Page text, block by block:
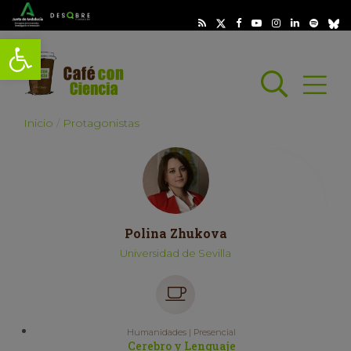
Abrir barra de herramientas
Abrir
Inicio Protagonistas
Polina Zhukova
Universidad de Sevilla
Humanidades | Presencial
Cerebro y Lenguaje